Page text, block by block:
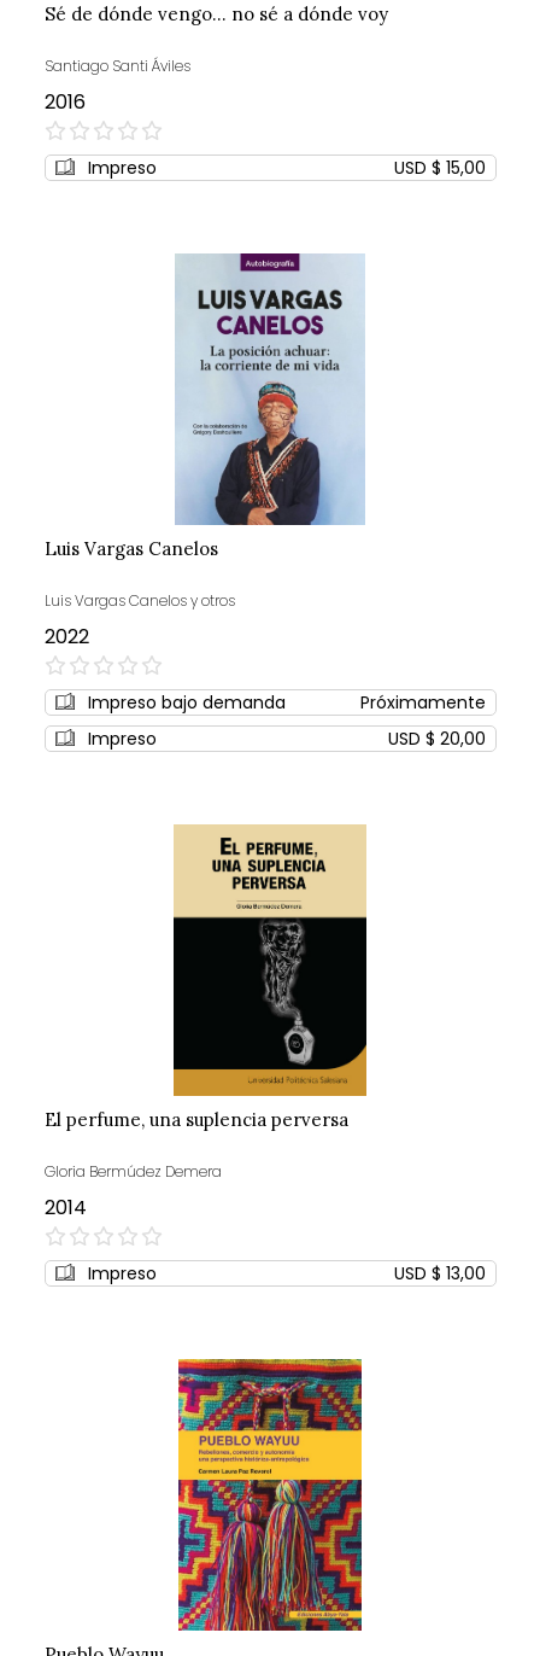
Sé de dónde vengo... no sé a dónde voy
Santiago Santi Áviles
2016
0%
Impreso USD $ 15,00
Luis Vargas Canelos
Luis Vargas Canelos y otros
2022
0%
Impreso bajo demanda
Próximamente
Impreso
USD $ 20,00
El perfume, una suplencia perversa
Gloria Bermúdez Demera
2014
0%
Impreso USD $ 13,00